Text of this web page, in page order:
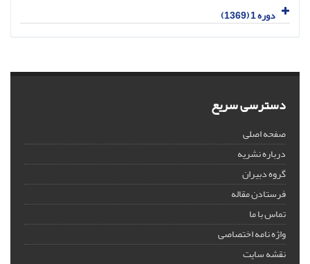
دوره 1 (1369)
دسترسی سریع
صفحه اصلی
درباره نشریه
گروه دبیران
فرستادن مقاله
تماس با ما
واژه نامه اختصاصی
نقشه سایت